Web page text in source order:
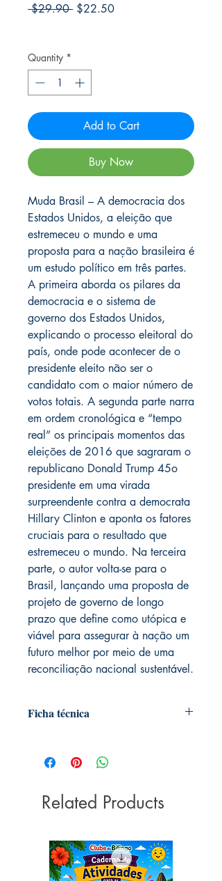
$29.90 Regular
$22.50Sale
Quantity *
Add to Cart
Buy Now
Muda Brasil – A democracia dos
Estados Unidos, a eleição que
estremeceu o mundo e uma
proposta para a nação brasileira é
um estudo político em três partes.
A primeira aborda os pilares da
democracia e o sistema de
governo dos Estados Unidos,
explicando o processo eleitoral do
país, onde pode acontecer de o
presidente eleito não ser o
candidato com o maior número de
votos totais. A segunda parte narra
em ordem cronológica e “tempo
real” os principais momentos das
eleições de 2016 que sagraram o
republicano Donald Trump 45o
presidente em uma virada
surpreendente contra a democrata
Hillary Clinton e aponta os fatores
cruciais para o resultado que
estremeceu o mundo. Na terceira
parte, o autor volta-se para o
Brasil, lançando uma proposta de
projeto de governo de longo
prazo que define como utópica e
viável para assegurar à nação um
futuro melhor por meio de uma
reconciliação nacional sustentável.
Ficha técnica
Editora ‏ : ‎ Citadel Editora; 1ª edição
(26 outubro 2018)
Capa comum ‏ : ‎ 352 páginas
ISBN ‏ : ‎ 978-8568014684
Related Products